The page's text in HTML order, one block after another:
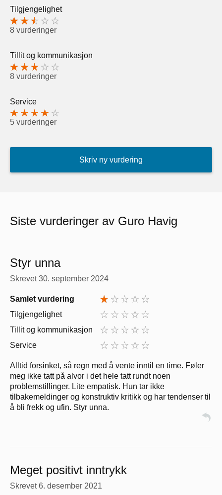
Tilgjengelighet
8 vurderinger
Tillit og kommunikasjon
8 vurderinger
Service
5 vurderinger
Skriv ny vurdering
Siste vurderinger av Guro Havig
Styr unna
Skrevet30. september 2024
Samlet vurdering
Tilgjengelighet
Tillit og kommunikasjon
Service
Alltid forsinket, så regn med å vente inntil en time. Føler
meg ikke tatt på alvor i det hele tatt rundt noen
problemstillinger. Lite empatisk. Hun tar ikke
tilbakemeldinger og konstruktiv kritikk og har tendenser til
å bli frekk og ufin. Styr unna.
Meget positivt inntrykk
Skrevet6. desember 2021